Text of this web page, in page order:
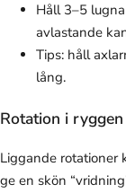
Håll 3–5
avlastande
Tips: håll
lång.
Rotation i ryggen
Liggande rotationer
ge en skön